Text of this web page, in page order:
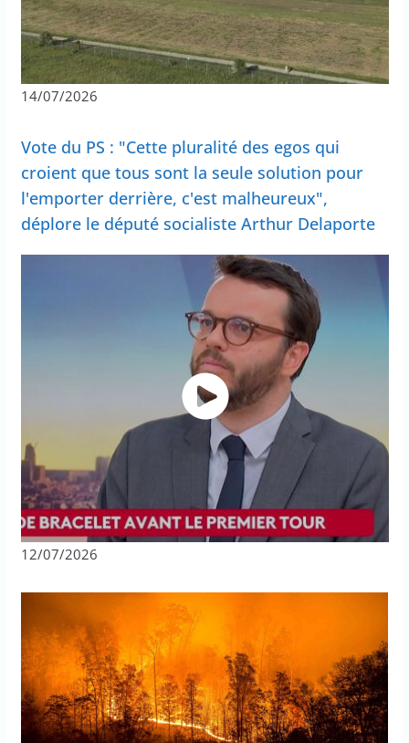
14/07/2026
Vote du PS : "Cette pluralité des egos qui
croient que tous sont la seule solution pour
l'emporter derrière, c'est malheureux",
déplore le député socialiste Arthur Delaporte
12/07/2026